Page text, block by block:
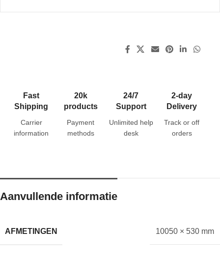
Fast
Shipping
Carrier
information
20k
products
Payment
methods
24/7
Support
Unlimited help
desk
2-day
Delivery
Track or off
orders
Aanvullende informatie
AFMETINGEN 10050 × 530 mm